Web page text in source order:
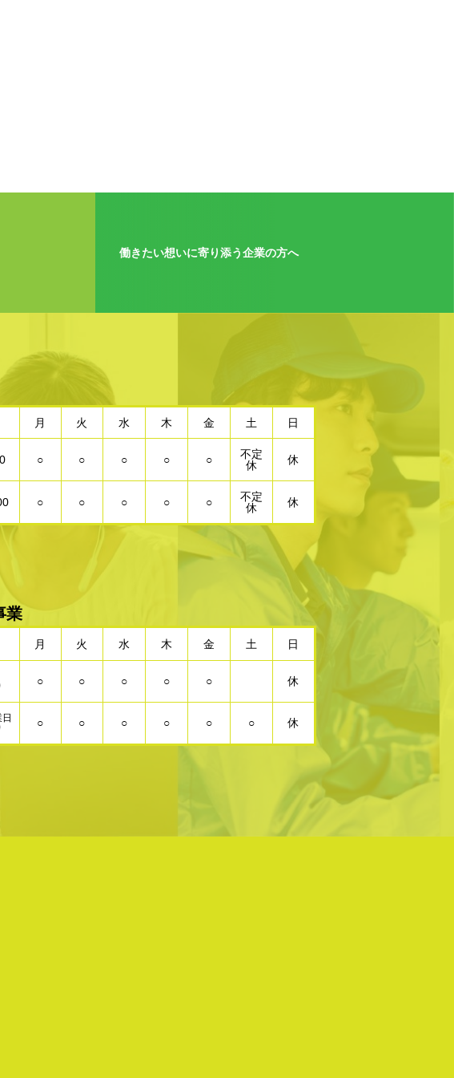
働きたい想いに寄り添う企業の方へ
月 火 水 木 金 土 日
○ ○ ○ ○ ○
不定
休
休
○ ○ ○ ○ ○
不定
休
休
業
月 火 水 木 金 土 日
○ ○ ○ ○ ○ 休
○ ○ ○ ○ ○ ○ 休